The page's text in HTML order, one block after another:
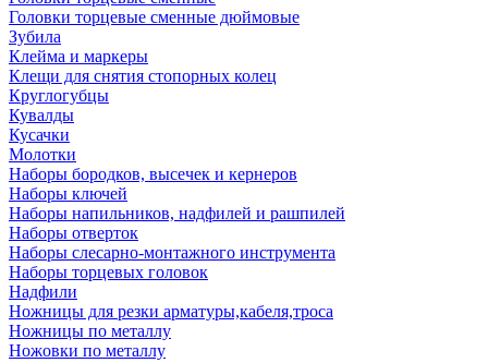
Головки торцевые сменные дюймовые
Зубила
Клейма и маркеры
Клещи для снятия стопорных колец
Круглогубцы
Кувалды
Кусачки
Молотки
Наборы бородков, высечек и кернеров
Наборы ключей
Наборы напильников, надфилей и рашпилей
Наборы отверток
Наборы слесарно-монтажного инструмента
Наборы торцевых головок
Надфили
Ножницы для резки арматуры,кабеля,троса
Ножницы по металлу
Ножовки по металлу